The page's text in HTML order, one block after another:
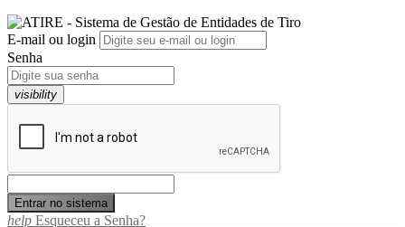
E-mail ou login
Senha
visibility
help Esqueceu a Senha?